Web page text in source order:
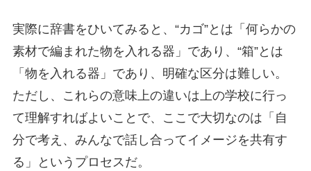
実際に辞書をひいてみると、“カゴ”とは「何らかの
素材で編まれた物を入れる器」であり、“箱”とは
「物を入れる器」であり、明確な区分は難しい。
ただし、これらの意味上の違いは上の学校に行っ
て理解すればよいことで、ここで大切なのは「自
分で考え、みんなで話し合ってイメージを共有す
る」というプロセスだ。